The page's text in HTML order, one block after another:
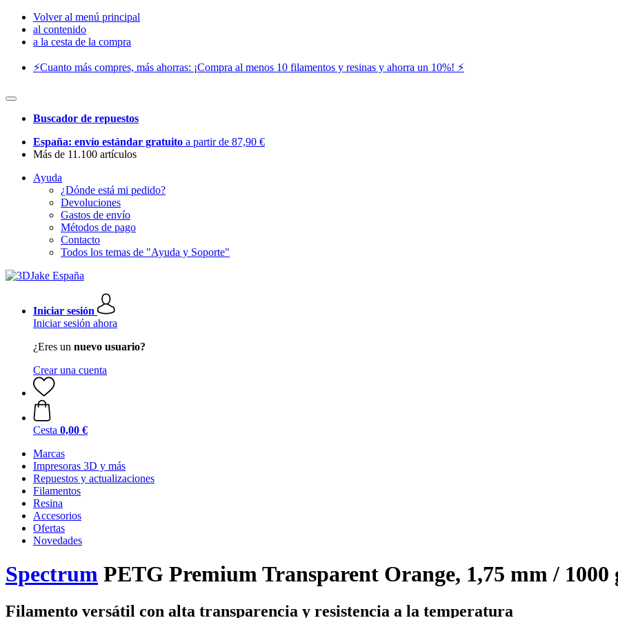
Volver al menú principal
al contenido
a la cesta de la compra
⚡️Cuanto más compres, más ahorras: ¡Compra al menos 10 filamentos y resinas y ahorra un 10%! ⚡️
Buscador de repuestos
España: envío estándar gratuito a partir de 87,90 €
Más de 11.100 artículos
Ayuda
¿Dónde está mi pedido?
Devoluciones
Gastos de envío
Métodos de pago
Contacto
Todos los temas de "Ayuda y Soporte"
Iniciar sesión
Iniciar sesión ahora
¿Eres un nuevo usuario?
Crear una cuenta
Cesta 0,00 €
Marcas
Impresoras 3D y más
Repuestos y actualizaciones
Filamentos
Resina
Accesorios
Ofertas
Novedades
Spectrum PETG Premium Transparent Orange, 1,75 mm / 1000
Filamento versátil con alta transparencia y resistencia a la temperatura